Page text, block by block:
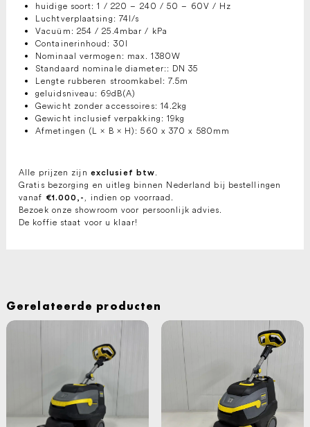
huidige soort: 1 / 220 – 240 / 50 – 60V / Hz
Luchtverplaatsing: 74l/s
Vacuüm: 254 / 25.4mbar / kPa
Containerinhoud: 30l
Nominaal vermogen: max. 1380W
Standaard nominale diameter:: DN 35
Lengte rubberen stroomkabel: 7.5m
geluidsniveau: 69dB(A)
Gewicht zonder accessoires: 14.2kg
Gewicht inclusief verpakking: 19kg
Afmetingen (L × B × H): 560 x 370 x 580mm
Alle prijzen zijn exclusief btw.
Gratis bezorging en uitleg binnen Nederland bij bestellingen
vanaf €1.000,- , indien op voorraad.
Bezoek onze showroom voor persoonlijk advies.
De koffie staat voor u klaar!
Gerelateerde producten